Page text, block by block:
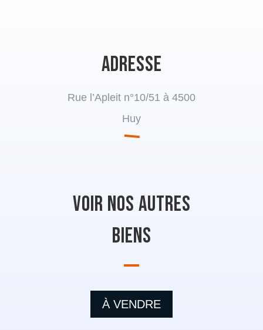
Adresse
Rue l’Apleit n°10/51 à 4500
Huy
Voir nos autres
biens
À VENDRE